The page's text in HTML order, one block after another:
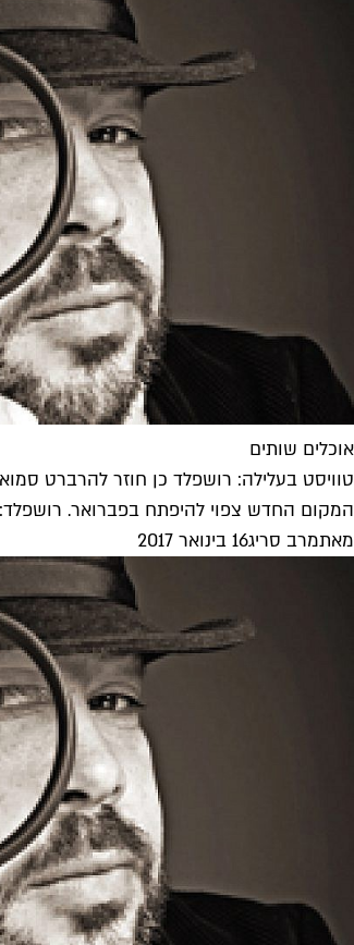
אוכלים שותים
טוויסט בעלילה: רושפלד כן חוזר להרברט
המקום החדש צפוי להיפתח בפברואר.
מאתמרב סריג16 בינואר 2017